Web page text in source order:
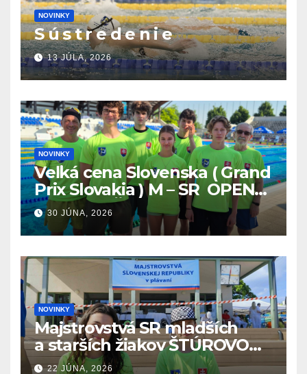
NOVINKY
S ú s t r e d e n i e
13 JÚLA, 2026
NOVINKY
Veľká cena Slovenska ( Grand
Prix Slovakia ) M – SR OPEN
v plávaní. Šamorín 26.6. –
28.6.2026
30 JÚNA, 2026
NOVINKY
Majstrovstvá SR mladších
a starších žiakov ŠTÚROVO
19.6. – 21.6.2026
22 JÚNA, 2026